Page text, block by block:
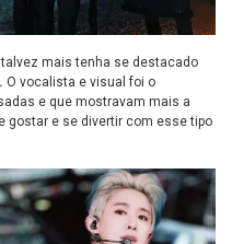
mais tenha se destacado
O vocalista e visual foi o
e que mostravam mais a
gostar e se divertir com esse tipo